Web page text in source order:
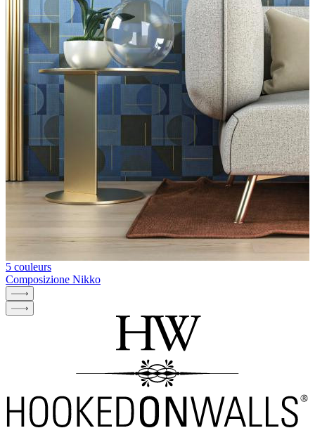
5 couleurs
Composizione Nikko